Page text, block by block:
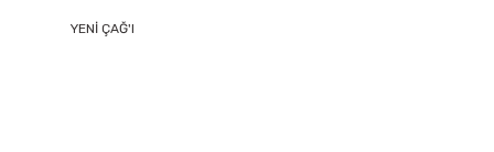
YENİ ÇAĞ'I